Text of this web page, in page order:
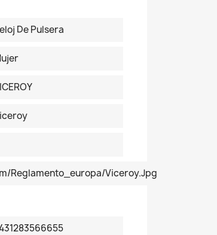
De Pulsera
reglamento_europa/Viceroy.jpg